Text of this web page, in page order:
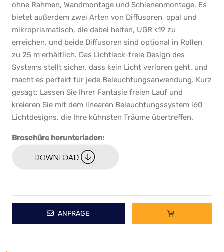
ohne Rahmen, Wandmontage und Schienenmontage. Es
bietet außerdem zwei Arten von Diffusoren, opal und
mikroprismatisch, die dabei helfen, UGR <19 zu
erreichen, und beide Diffusoren sind optional in Rollen
zu 25 m erhältlich. Das Lichtleck-freie Design des
Systems stellt sicher, dass kein Licht verloren geht, und
macht es perfekt für jede Beleuchtungsanwendung. Kurz
gesagt: Lassen Sie Ihrer Fantasie freien Lauf und
kreieren Sie mit dem linearen Beleuchtungssystem i60
Lichtdesigns, die Ihre kühnsten Träume übertreffen.
Broschüre herunterladen:
ANFRAGE